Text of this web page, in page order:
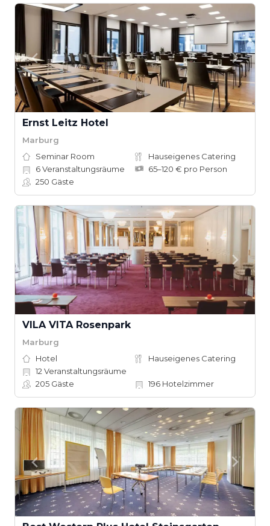
Ernst Leitz Hotel
Marburg
Seminar Room
Hauseigenes Catering
6Veranstaltungsräume
65–120 € pro Person
250 Gäste
VILA VITA Rosenpark
Marburg
Hotel
Hauseigenes Catering
12 Veranstaltungsräume
205 Gäste 196 Hotelzimmer